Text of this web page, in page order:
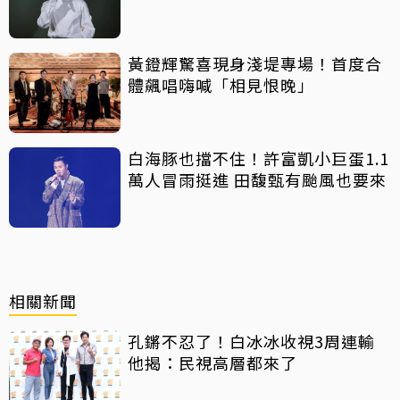
黃鐙輝驚喜現身淺堤專場！首度合
體飆唱嗨喊「相見恨晚」
白海豚也擋不住！許富凱小巨蛋1.1
萬人冒雨挺進 田馥甄有颱風也要來
相關新聞
孔鏘不忍了！白冰冰收視3周連輸
他揭：民視高層都來了